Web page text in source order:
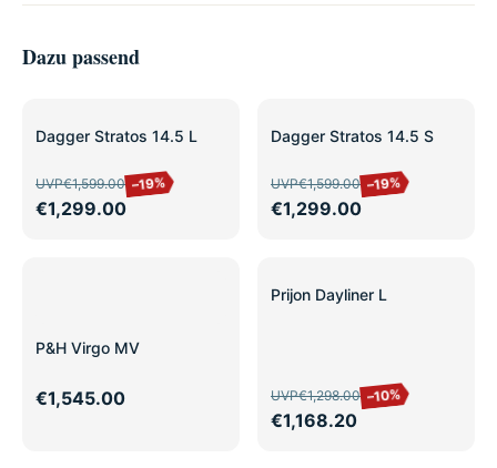
Dazu passend
SALE
Dagger Stratos 14.5 L
UVP€1,599.00 –19%
€1,299.00
SALE
Dagger Stratos 14.5 S
UVP€1,599.00 –19%
€1,299.00
P&H Virgo MV
€1,545.00
SALE
Prijon Dayliner L
UVP€1,298.00 –10%
€1,168.20